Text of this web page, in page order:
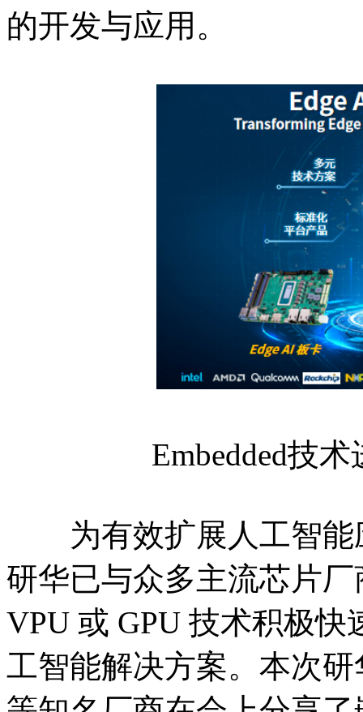
的开发与应用。
Embedded技术
为有效扩展人工智能
研华已与众多主流芯片
VPU 或 GPU 技术积极
工智能解决方案。本次